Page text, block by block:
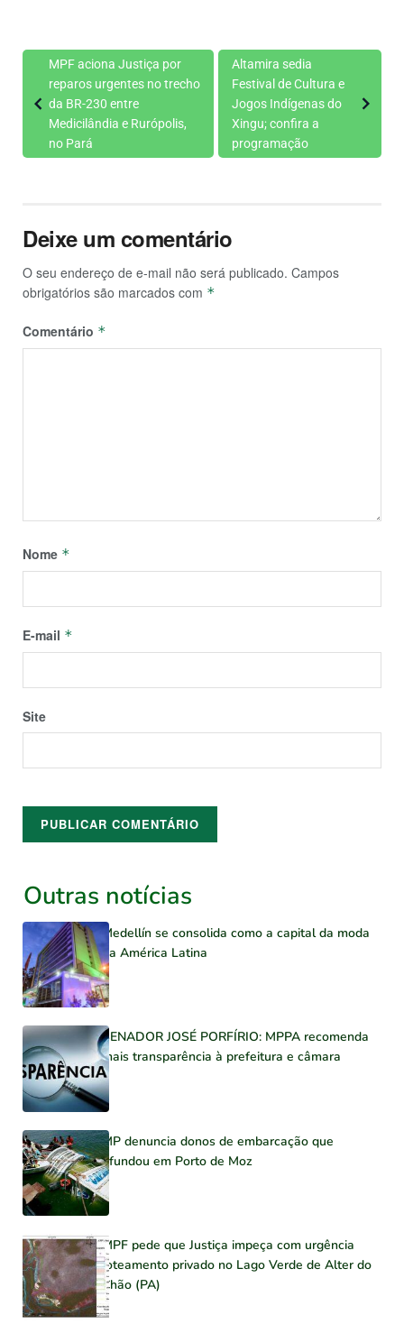
MPF aciona Justiça por
reparos urgentes no trecho
da BR-230 entre
Medicilândia e Rurópolis,
no Pará
Altamira sedia
Festival de Cultura e
Jogos Indígenas do
Xingu; confira a
programação
Deixe um comentário
O seu endereço de e-mail não será publicado. Campos
obrigatórios são marcados com *
Comentário *
Nome *
E-mail *
Site
Outras notícias
Medellín se consolida como a capital da moda
na América Latina
SENADOR JOSÉ PORFÍRIO: MPPA recomenda
mais transparência à prefeitura e câmara
MP denuncia donos de embarcação que
afundou em Porto de Moz
MPF pede que Justiça impeça com urgência
loteamento privado no Lago Verde de Alter do
Chão (PA)